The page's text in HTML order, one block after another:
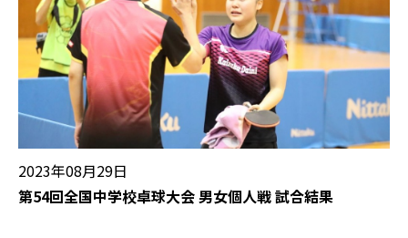
2023年08月29日
第54回全国中学校卓球大会 男女個人戦 試合結果